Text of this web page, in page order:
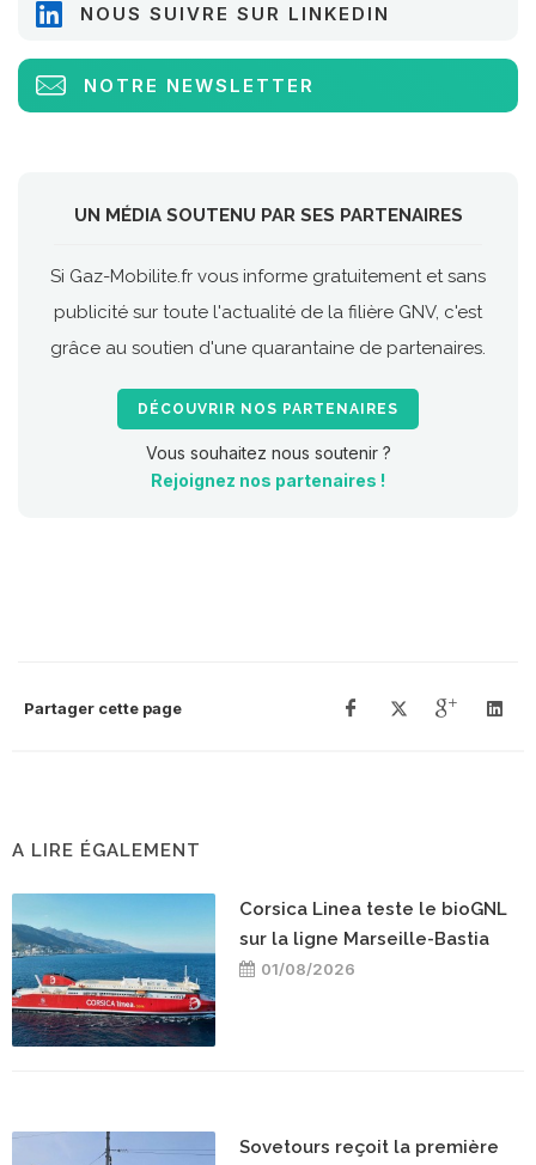
NOUS SUIVRE SUR LINKEDIN
NOTRE NEWSLETTER
UN MÉDIA SOUTENU PAR SES PARTENAIRES
Si Gaz-Mobilite.fr vous informe gratuitement et sans
publicité sur toute l'actualité de la filière GNV, c'est
grâce au soutien d'une quarantaine de partenaires.
DÉCOUVRIR NOS PARTENAIRES
Vous souhaitez nous soutenir ?
Rejoignez nos partenaires !
Partager cette page
A LIRE ÉGALEMENT
Corsica Linea teste le bioGNL
sur la ligne Marseille-Bastia
01/08/2026
Sovetours reçoit la première